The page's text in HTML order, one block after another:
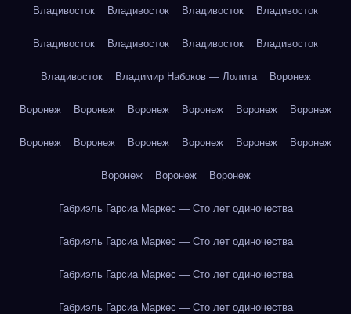
Владивосток Владивосток Владивосток Владивосток
Владивосток Владивосток Владивосток Владивосток
Владивосток Владимир Набоков — Лолита Воронеж
Воронеж Воронеж Воронеж Воронеж Воронеж Воронеж
Воронеж Воронеж Воронеж Воронеж Воронеж Воронеж
Воронеж Воронеж Воронеж
Габриэль Гарсиа Маркес — Сто лет одиночества
Габриэль Гарсиа Маркес — Сто лет одиночества
Габриэль Гарсиа Маркес — Сто лет одиночества
Габриэль Гарсиа Маркес — Сто лет одиночества